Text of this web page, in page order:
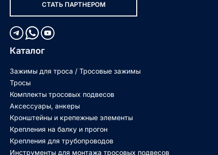
СТАТЬ ПАРТНЕРОМ
Каталог
Зажимы для троса / Тросовые зажимы
Тросы
Комплекты тросовых подвесов
Аксессуары, анкеры
Кронштейны и крепежные элементы
Крепления на балку и прогон
Крепления для трубопроводов
Инструменты для монтажа тросовых подвесов